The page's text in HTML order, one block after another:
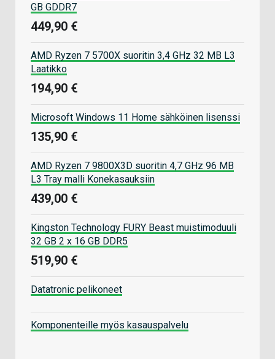
GB GDDR7
449,90 €
AMD Ryzen 7 5700X suoritin 3,4 GHz 32 MB L3
Laatikko
194,90 €
Microsoft Windows 11 Home sähköinen lisenssi
135,90 €
AMD Ryzen 7 9800X3D suoritin 4,7 GHz 96 MB
L3 Tray malli Konekasauksiin
439,00 €
Kingston Technology FURY Beast muistimoduuli
32 GB 2 x 16 GB DDR5
519,90 €
Datatronic pelikoneet
Komponenteille myös kasauspalvelu